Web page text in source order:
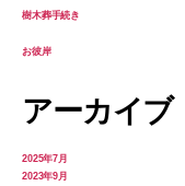
樹木葬手続き
お彼岸
アーカイブ
2025年7月
2023年9月